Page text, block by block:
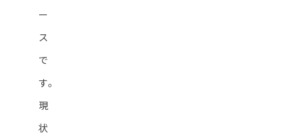
ー
ス
で
す。
現
状